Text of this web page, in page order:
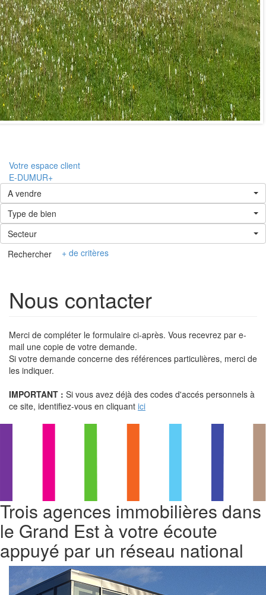
Votre espace client
E-DUMUR+
A vendre
Type de bien
Secteur
Rechercher
+ de critères
Nous contacter
Merci de compléter le formulaire ci-après. Vous recevrez par e-
mail une copie de votre demande.
Si votre demande concerne des références particulières, merci de
les indiquer.
IMPORTANT : Si vous avez déjà des codes d'accés personnels à
ce site, identifiez-vous en cliquant ici
Trois agences immobilières dans
le Grand Est à votre écoute
appuyé par un réseau national